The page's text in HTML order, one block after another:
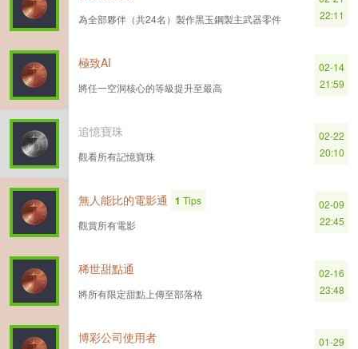
為全部夥伴（共24名）製作黑玉鋼製主武器零件
22:11
極致AI
將任一空洞核心的等級提升至最高
02-14
21:59
追憶寶珠
觀看所有記憶寶珠
02-22
20:10
無人能比的電影通 1 Tips
觀賞所有電影
02-09
22:45
稀世甜點通
將所有限定甜點上傳至部落格
02-16
23:48
博彩公司使用者
01-29